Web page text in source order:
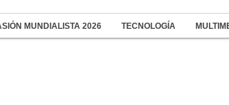
MUNDIALISTA 2026 TECNOLOGÍA